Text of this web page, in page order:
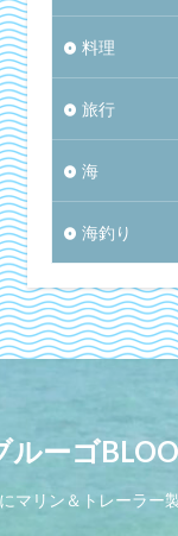
料理
旅行
海
海釣り
ーゴ
リン＆トレーラー